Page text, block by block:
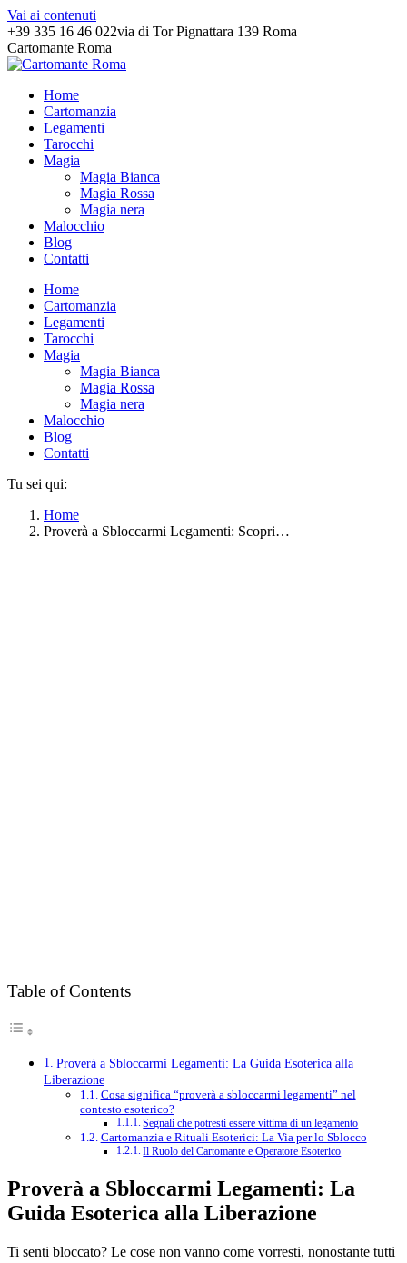
Vai ai contenuti
+39 335 16 46 022via di Tor Pignattara 139 Roma
Cartomante Roma
Home
Cartomanzia
Legamenti
Tarocchi
Magia
Magia Bianca
Magia Rossa
Magia nera
Malocchio
Blog
Contatti
Home
Cartomanzia
Legamenti
Tarocchi
Magia
Magia Bianca
Magia Rossa
Magia nera
Malocchio
Blog
Contatti
Tu sei qui:
Home
Proverà a Sbloccarmi Legamenti: Scopri…
Table of Contents
Proverà a Sbloccarmi Legamenti: La Guida Esoterica alla
Liberazione
Cosa significa “proverà a sbloccarmi legamenti” nel
contesto esoterico?
Segnali che potresti essere vittima di un legamento
Cartomanzia e Rituali Esoterici: La Via per lo Sblocco
Il Ruolo del Cartomante e Operatore Esoterico
Proverà a Sbloccarmi Legamenti: La
Guida Esoterica alla Liberazione
Ti senti bloccato? Le cose non vanno come vorresti, nonostante tutti